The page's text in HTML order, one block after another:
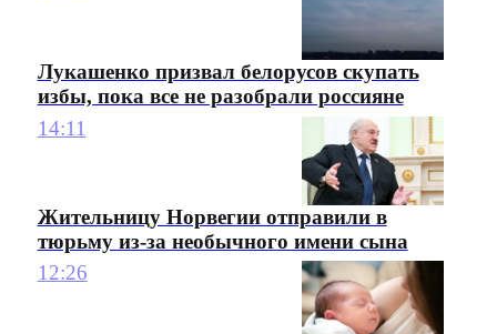
Лукашенко призвал белорусов скупать
избы, пока все не разобрали россияне
14:11
Жительницу Норвегии отправили в
тюрьму из-за необычного имени сына
12:26